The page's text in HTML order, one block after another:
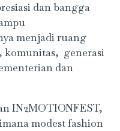
dan bangga
menjadi ruang
komunitas, generasi
dan
IN2MOTIONFEST,
modest fashion